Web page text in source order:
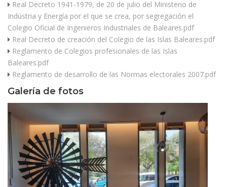
Real Decreto 1941-1979, de 20 de julio del Ministerio de
Indústria y Energía por el que se crea, por segregación el
Colegio Oficial de Ingenieros Industriales de Baleares.pdf
Real Decreto de creación del Colegio de las Islas Baleares.pdf
Reglamento de Colegios profesionales de las Islas
Baleares.pdf
Reglamento de desarrollo de las Normas electorales 2007.pdf
Galería de fotos